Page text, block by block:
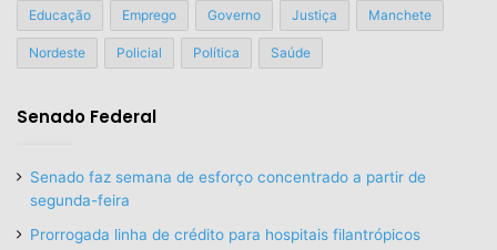
Educação Emprego Governo Justiça Manchete
Nordeste Policial Política Saúde
Senado Federal
Senado faz semana de esforço concentrado a partir de
segunda-feira
Prorrogada linha de crédito para hospitais filantrópicos